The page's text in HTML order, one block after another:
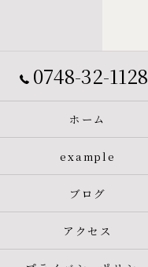
0748-32-1128
ホーム
example
ブログ
アクセス